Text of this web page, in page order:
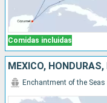
Comidas incluidas
MÉXICO,
Enchantment of the Seas